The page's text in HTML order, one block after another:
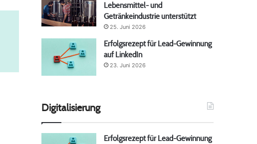
Lebensmittel- und
Getränkeindustrie unterstützt
25. Juni 2026
Erfolgsrezept für Lead-Gewinnung
auf LinkedIn
23. Juni 2026
Digitalisierung
Erfolgsrezept für Lead-Gewinnung